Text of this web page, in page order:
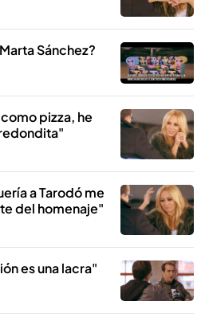
Sánchez?
pizza, he
a Tarodó me
del homenaje"
es una lacra"